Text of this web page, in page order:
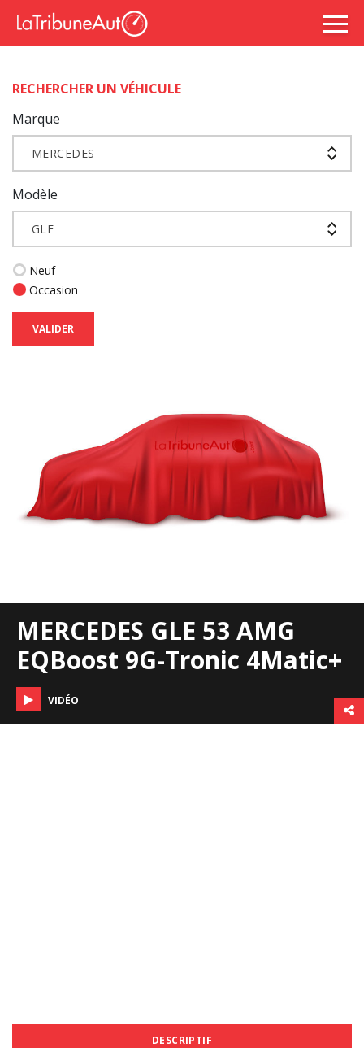
RECHERCHER UN VÉHICULE
Marque
MERCEDES
Modèle
GLE
Neuf
Occasion
VALIDER
MERCEDES GLE 53 AMG
EQBoost 9G-Tronic 4Matic+
VIDÉO
DESCRIPTIF